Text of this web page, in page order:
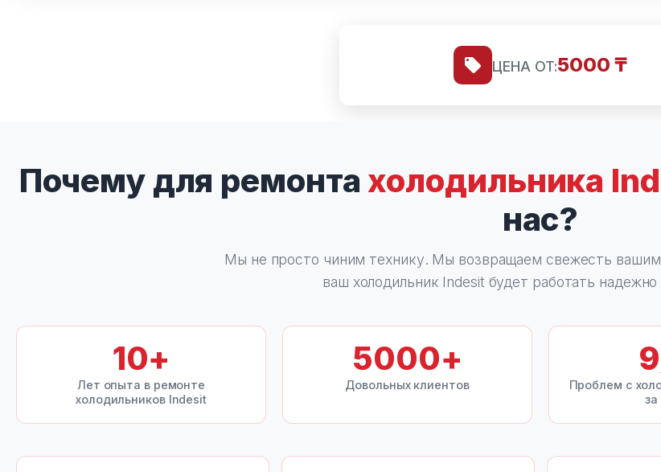
ЦЕНА ОТ:5000 ₸
Почему для ремонтахолодильника
нас?
Мы не просто чиним технику. Мы возвращаем свежесть вашим
ваш холодильник Indesit будет работать
10+
Лет опыта в ремонте
холодильников Indesit
5000+
Довольных клиентов
9
Проблем с
за